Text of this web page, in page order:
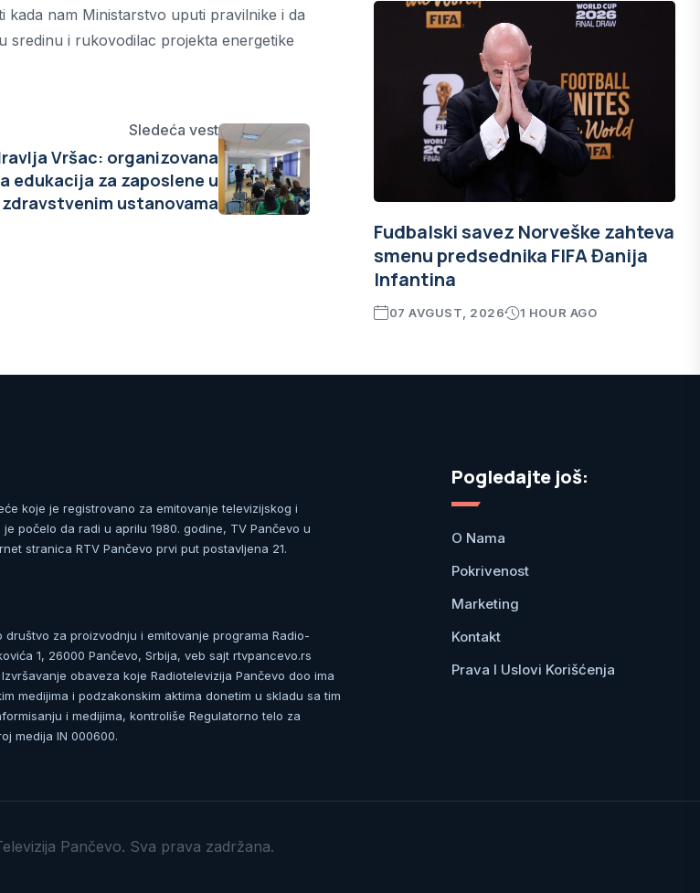
nam Ministarstvo uputi pravilnike i da
sredinu i rukovodilac projekta energetike
Sledeća vest
Vršac: organizovana
edukacija za zaposlene u
zdravstvenim ustanovama
Fudbalski savez Norveške zahteva
smenu predsednika FIFA Đanija
Infantina
07 AVGUST, 2026 1 HOUR AGO
koje je registrovano za emitovanje televizijskog i
počelo da radi u aprilu 1980. godine, TV Pančevo u
stranica RTV Pančevo prvi put postavljena 21.
društvo za proizvodnju i emitovanje programa Radio-
1, 26000 Pančevo, Srbija, veb sajt rtvpancevo.rs
obaveza koje Radiotelevizija Pančevo doo ima
medijima i podzakonskim aktima donetim u skladu sa tim
i medijima, kontroliše Regulatorno telo za
medija IN 000600.
Pogledajte još:
O Nama
Pokrivenost
Marketing
Kontakt
Prava I Uslovi Korišćenja
Pančevo. Sva prava zadržana.